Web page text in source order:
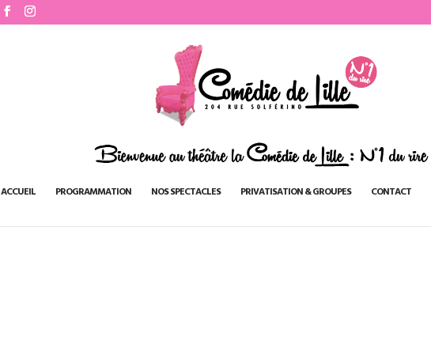
ACCUEIL PROGRAMMATION NOS SPECTACLES PRIVATISATION & GROUPES CONTACT